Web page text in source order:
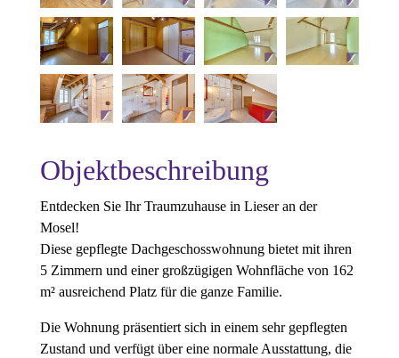
Objektbeschreibung
Entdecken Sie Ihr Traumzuhause in Lieser an der
Mosel!
Diese gepflegte Dachgeschosswohnung bietet mit ihren
5 Zimmern und einer großzügigen Wohnfläche von 162
m² ausreichend Platz für die ganze Familie.
Die Wohnung präsentiert sich in einem sehr gepflegten
Zustand und verfügt über eine normale Ausstattung, die